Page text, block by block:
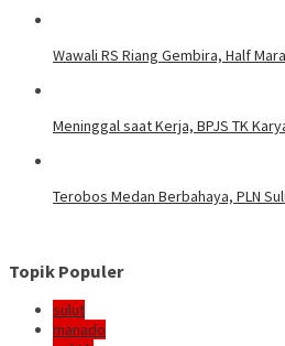
Wawali RS Riang Gembira, Half
Meninggal saat Kerja, BPJS TK
Terobos Medan Berbahaya, PLN
Topik Populer
sulut
manado